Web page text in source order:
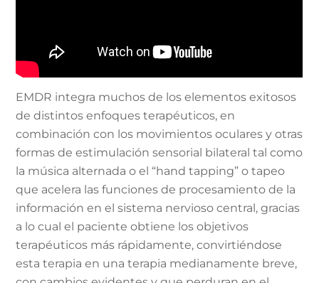
EMDR integra muchos de los elementos exitosos
de distintos enfoques terapéuticos, en
combinación con los movimientos oculares y otras
formas de estimulación sensorial bilateral tal como
la música alternada o el “hand tapping” o tapeo
que acelera las funciones de procesamiento de la
información en el sistema nervioso central, gracias
a lo cual el paciente obtiene los objetivos
terapéuticos más rápidamente, convirtiéndose
esta terapia en una terapia medianamente breve,